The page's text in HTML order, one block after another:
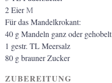
2EierM
Für das Mandelkrokant:
40 gMandeln ganz oder gehobelt
1 gestr. TL Meersalz
80 gbrauner Zucker
ZUBEREITUNG